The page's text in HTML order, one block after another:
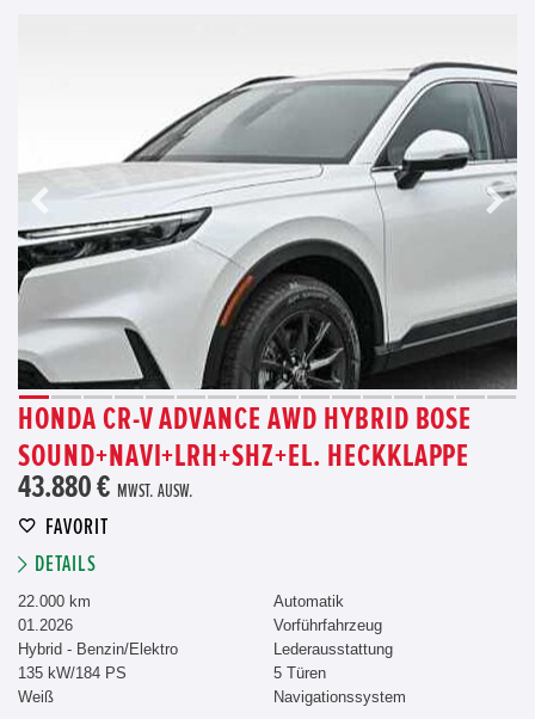
HONDA CR-V ADVANCE AWD HYBRID BOSE
SOUND+NAVI+LRH+SHZ+EL. HECKKLAPPE
43.880 € MWST. AUSW.
FAVORIT
DETAILS
22.000 km
01.2026
Hybrid - Benzin/Elektro
135 kW/184 PS
Weiß
Automatik
Vorführfahrzeug
Lederausstattung
5 Türen
Navigationssystem